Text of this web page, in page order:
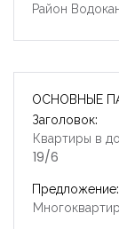
Район
ОСНОВНЫЕ
Заголовок:
Квартиры в
19/6
Предложение: